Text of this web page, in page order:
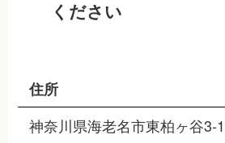
ください
住所
神奈川県海老名市東柏ヶ谷3-